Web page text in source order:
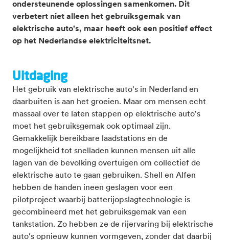
ondersteunende oplossingen samenkomen. Dit
verbetert niet alleen het gebruiksgemak van
elektrische auto's, maar heeft ook een positief effect
op het Nederlandse elektriciteitsnet.
Uitdaging
Het gebruik van elektrische auto's in Nederland en
daarbuiten is aan het groeien. Maar om mensen echt
massaal over te laten stappen op elektrische auto's
moet het gebruiksgemak ook optimaal zijn.
Gemakkelijk bereikbare laadstations en de
mogelijkheid tot snelladen kunnen mensen uit alle
lagen van de bevolking overtuigen om collectief de
elektrische auto te gaan gebruiken. Shell en Alfen
hebben de handen ineen geslagen voor een
pilotproject waarbij batterijopslagtechnologie is
gecombineerd met het gebruiksgemak van een
tankstation. Zo hebben ze de rijervaring bij elektrische
auto's opnieuw kunnen vormgeven, zonder dat daarbij